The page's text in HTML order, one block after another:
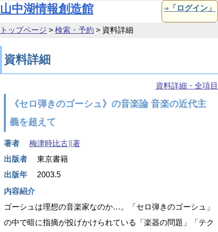
本文へ移動
山中湖情報創造館 ⇒「ログイン」
トップページ > 検索・予約 > 資料詳細
資料詳細
資料詳細・全項目
《セロ弾きのゴーシュ》の音楽論 音楽の近代主
義を超えて
著者
梅津時比古∥著
出版者
東京書籍
出版年
2003.5
内容紹介
ゴーシュは理想の音楽家なのか…。「セロ弾きのゴーシュ」
の中で暗に指摘が投げかけられている「楽器の問題」「テク